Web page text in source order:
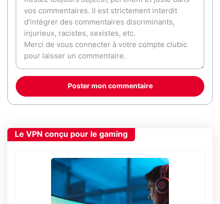
Poster mon commentaire
Le VPN conçu pour le gaming